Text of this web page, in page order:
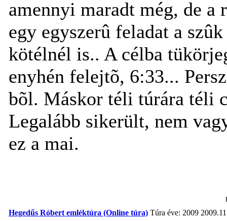
amennyi maradt még, de a
egy egyszerû feladat a
kötélnél is.. A célba
enyhén felejtõ, 6:33...
bõl. Máskor téli túrára téli
Legalább sikerült, nem
ez a mai.
Hegedűs Róbert emléktúra (Online túra) Túra éve: 2009